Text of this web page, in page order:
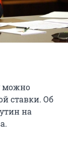
можно
ставки. Об
на